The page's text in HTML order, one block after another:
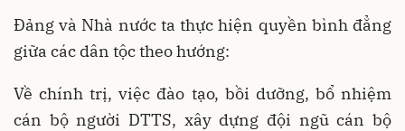
Đảng và Nhà nước ta thực hiện quyền bình đẳng
giữa các dân tộc theo hướng:
Về chính trị, việc đào tạo, bồi dưỡng, bổ nhiệm
cán bộ người DTTS, xây dựng đội ngũ cán bộ